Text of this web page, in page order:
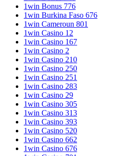
1win Bonus 776
1win Burkina Faso 676
1win Cameroun 801
1win Casino 12
1win Casino 167
1win Casino 2
1win Casino 210
1win Casino 250
1win Casino 251
1win Casino 283
1win Casino 29
1win Casino 305
1win Casino 313
1win Casino 393
1win Casino 520
1win Casino 662
1win Casino 676